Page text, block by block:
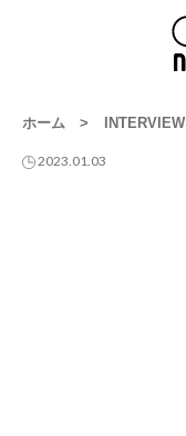
ホーム > INTERVIEW
2023.01.03